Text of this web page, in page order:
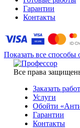
Гарантии
Контакты
Показать все способы
Все права
Заказать
Услуги
Обойти
Гарантии
Контакты